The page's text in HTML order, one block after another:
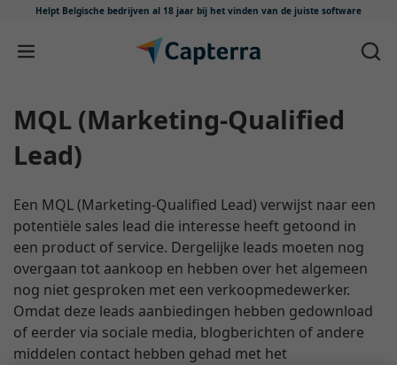
Helpt Belgische bedrijven al 18 jaar bij het vinden van de juiste software
Meteen naar content
MQL (Marketing-Qualified
Lead)
Een MQL (Marketing-Qualified Lead) verwijst naar een
potentiële sales lead die interesse heeft getoond in
een product of service. Dergelijke leads moeten nog
overgaan tot aankoop en hebben over het algemeen
nog niet gesproken met een verkoopmedewerker.
Omdat deze leads aanbiedingen hebben gedownload
of eerder via sociale media, blogberichten of andere
middelen contact hebben gehad met het